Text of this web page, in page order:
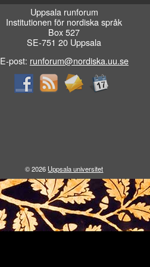
Uppsala runforum
Institutionen för nordiska språk
Box 527
SE-751 20 Uppsala
E-post: runforum@nordiska.uu.se
© 2026 Uppsala universitet